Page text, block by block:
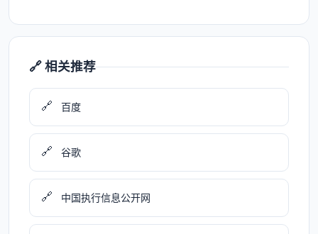
🔗 相关推荐
🔗 百度
🔗 谷歌
🔗 中国执行信息公开网